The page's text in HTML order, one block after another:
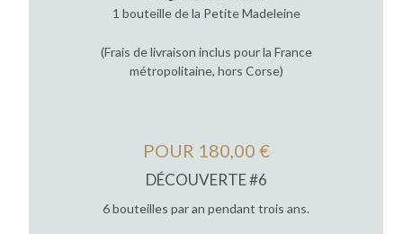
1 bouteille de la Petite Madeleine
(Frais de livraison inclus pour la France
métropolitaine, hors Corse)
POUR 180,00 €
DÉCOUVERTE #6
6 bouteilles par an pendant trois ans.